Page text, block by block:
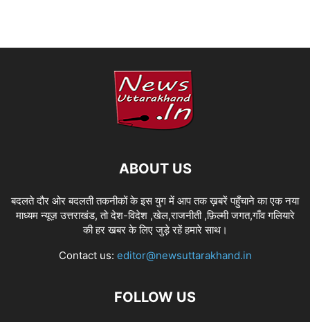
ABOUT US
बदलते दौर ओर बदलती तकनीकों के इस युग में आप तक ख़बरें पहुँचाने का एक नया
माध्यम न्यूज़ उत्तराखंड, तो देश-विदेश ,खेल,राजनीती ,फ़िल्मी जगत,गाँव गलियारे
की हर खबर के लिए जुड़े रहें हमारे साथ।
Contact us: editor@newsuttarakhand.in
FOLLOW US